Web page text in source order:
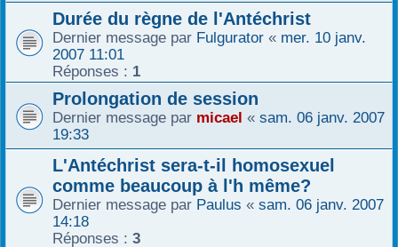
Durée du règne de l'Antéchrist
Dernier message par Fulgurator « mer. 10 janv.
2007 11:01
Réponses : 1
Prolongation de session
Dernier message par micael « sam. 06 janv. 2007
19:33
L'Antéchrist sera-t-il homosexuel
comme beaucoup à l'h même?
Dernier message par Paulus « sam. 06 janv. 2007
14:18
Réponses : 3